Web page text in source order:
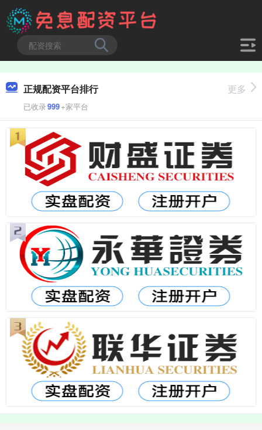
正规配资平台排行
已收录999+家平台
更多